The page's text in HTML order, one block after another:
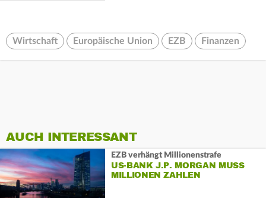
Wirtschaft Europäische Union EZB Finanzen
AUCH INTERESSANT
EZB verhängt Millionenstrafe
US-BANK J.P. MORGAN MUSS
MILLIONEN ZAHLEN